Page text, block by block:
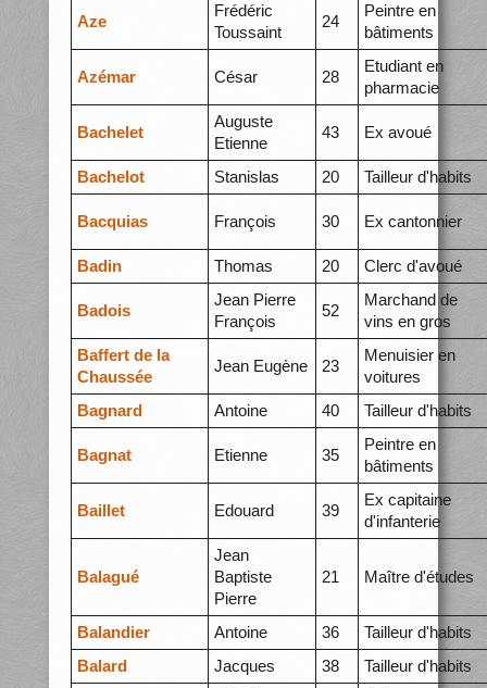
Aze
Frédéric
Toussaint
24
Peintre en
bâtiments
Azémar César 28
Etudiant en
pharmacie
Bachelet
Auguste
Etienne
43 Ex avoué
Bachelot Stanislas 20 Tailleur d'habits
Bacquias François 30 Ex cantonnier
Badin Thomas 20 Clerc d'avoué
Badois
Jean Pierre
François
52
Marchand de
vins en gros
Baffert de la
Chaussée
Jean Eugène 23
Menuisier en
voitures
Bagnard
Antoine 40 Tailleur d'habits
Bagnat Etienne 35
Peintre en
bâtiments
Baillet Edouard 39
Ex capitaine
d'infanterie
Balagué
Jean
Baptiste
Pierre
21 Maître d'études
Balandier Antoine 36
Tailleur d'habits
Balard
Jacques 38 Tailleur d'habits